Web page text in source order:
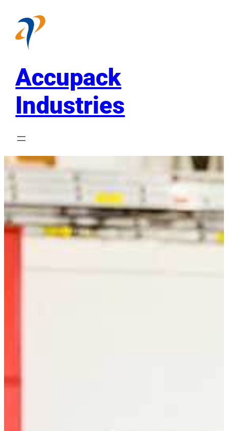
content
Accupack
Industries